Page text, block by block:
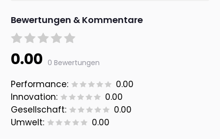
Bewertungen & Kommentare
0.00 0 Bewertungen
Performance:
0.00
Innovation:
0.00
Gesellschaft:
0.00
Umwelt:
0.00